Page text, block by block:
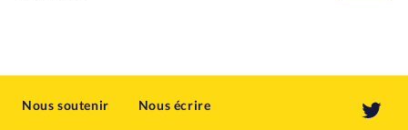
Nous soutenir Nous écrire